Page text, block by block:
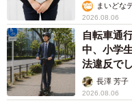
まいどな
2026.08.06
自転車通
中、小学
法違反で
説】長澤 芳子
2026.08.06